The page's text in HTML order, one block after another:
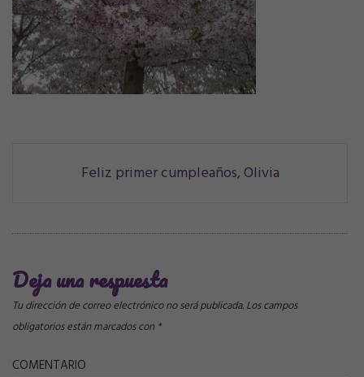
Navegación
correos
Feliz primer cumpleaños, Olivia
Deja una respuesta
Tu dirección de correo electrónico no será publicada.Los campos
obligatorios están marcados con *
COMENTARIO